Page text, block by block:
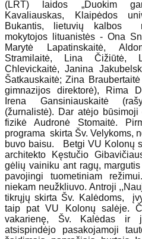
(LRT) laidos „Duokim
Kavaliauskas, Klaipėdos
Bukantis, lietuvių kalbos
mokytojos lituanistės - Ona
Marytė Lapatinskaitė,
Stramilaitė, Lina Čižiūtė,
Chlevickaitė, Janina
Šatkauskaitė; Zina
gimnazijos direktorė), Rima
Irena Gansiniauskaitė
(žurnalistė). Dar atėjo būsimoji
fizikė Audronė Stomaitė.
programa skirta Šv. Velykoms,
buvo baisu. Betgi VU Kolonų
architekto Kęstučio
gėlių vainiku ant ragų,
pavojingi tuometiniam
niekam neužkliuvo. Antroji
tikrųjų skirta Šv. Kalėdoms,
taip pat VU Kolonų salėje.
vakarienę, Šv. Kalėdas ir
atsispindėjo pasakojamoji